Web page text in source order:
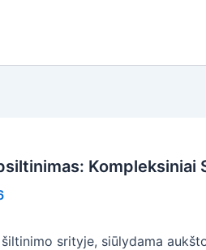
Kompleksiniai
šiltinimo srityje, siūlydama